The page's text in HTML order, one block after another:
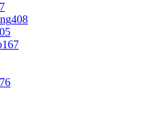
408
167
76